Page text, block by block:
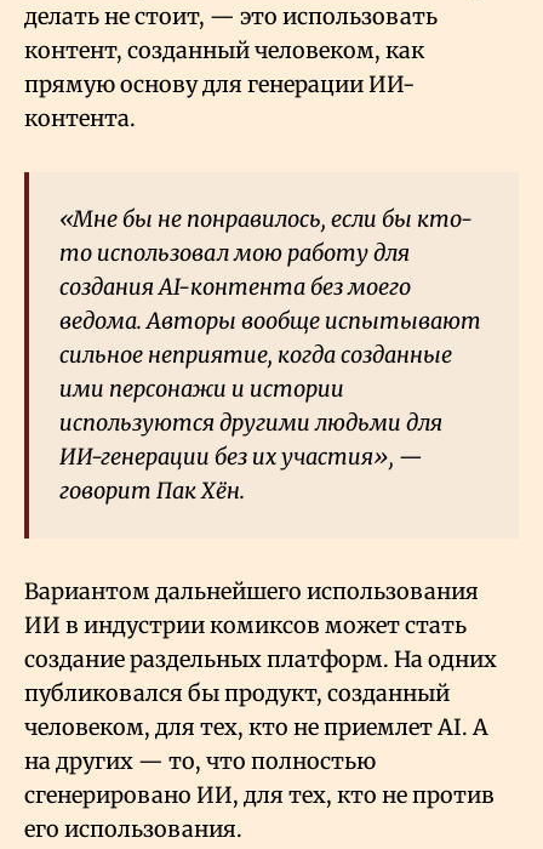
делать не стоит, — это использовать
контент, созданный человеком, как
прямую основу для генерации ИИ-
контента.
«Мне бы не понравилось, если бы кто-
то использовал мою работу для
создания AI-контента без моего
ведома. Авторы вообще испытывают
сильное неприятие, когда созданные
ими персонажи и истории
используются другими людьми для
ИИ-генерации без их участия», —
говорит Пак Хён.
Вариантом дальнейшего использования
ИИ в индустрии комиксов может стать
создание раздельных платформ. На одних
публиковался бы продукт, созданный
человеком, для тех, кто не приемлет AI. А
на других — то, что полностью
сгенерировано ИИ, для тех, кто не против
его использования.